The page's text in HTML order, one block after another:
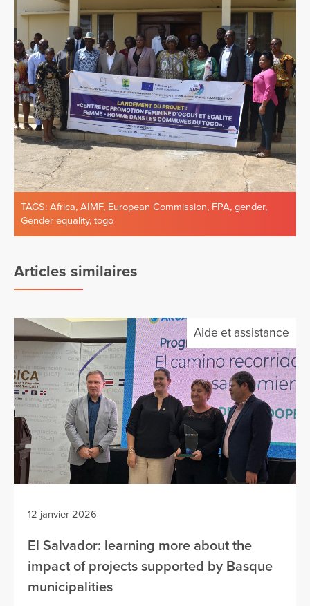
TAGS: Africa, AIMF, European Commission, FPA, gender,
Gender equality, togo
Articles similaires
Aide et assistance
12 janvier 2026
El Salvador: learning more about the
impact of projects supported by Basque
municipalities